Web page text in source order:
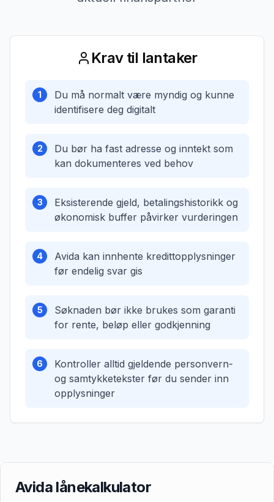
Krav til lantaker
1
Du må normalt være myndig og kunne
identifisere deg digitalt
2
Du bør ha fast adresse og inntekt som
kan dokumenteres ved behov
3
Eksisterende gjeld, betalingshistorikk og
økonomisk buffer påvirker vurderingen
4
Avida kan innhente kredittopplysninger
før endelig svar gis
5
Søknaden bør ikke brukes som garanti
for rente, beløp eller godkjenning
6
Kontroller alltid gjeldende personvern-
og samtykketekster før du sender inn
opplysninger
Avida lånekalkulator